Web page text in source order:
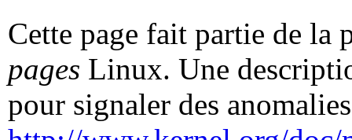
Cette page fait partie de
pages Linux. Une
pour signaler des